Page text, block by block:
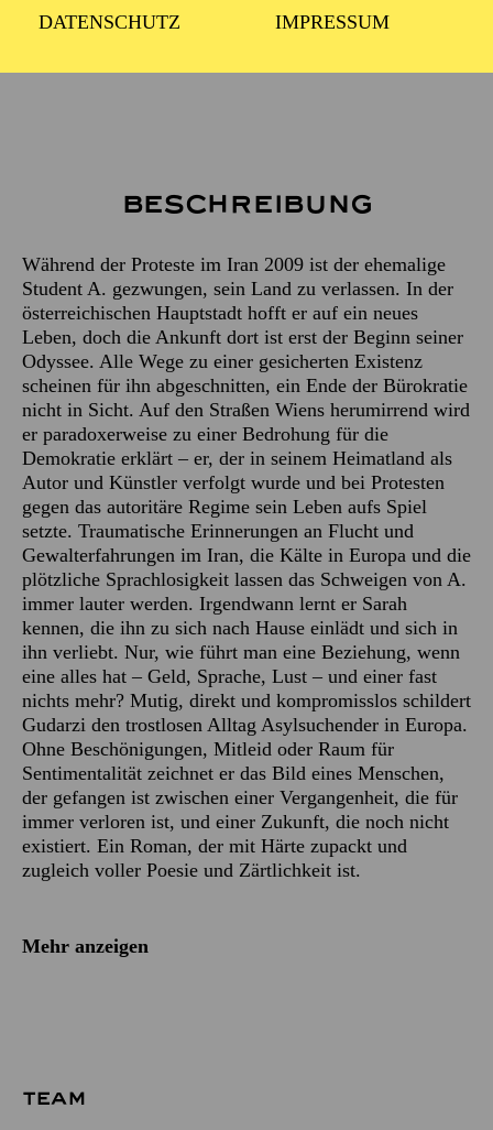
DATENSCHUTZ IMPRESSUM
Beschreibung
Während der Proteste im Iran 2009 ist der ehemalige
Student A. gezwungen, sein Land zu verlassen. In der
österreichischen Hauptstadt hofft er auf ein neues
Leben, doch die Ankunft dort ist erst der Beginn seiner
Odyssee. Alle Wege zu einer gesicherten Existenz
scheinen für ihn abgeschnitten, ein Ende der Bürokratie
nicht in Sicht. Auf den Straßen Wiens herumirrend wird
er paradoxerweise zu einer Bedrohung für die
Demokratie erklärt – er, der in seinem Heimatland als
Autor und Künstler verfolgt wurde und bei Protesten
gegen das autoritäre Regime sein Leben aufs Spiel
setzte. Traumatische Erinnerungen an Flucht und
Gewalterfahrungen im Iran, die Kälte in Europa und die
plötzliche Sprachlosigkeit lassen das Schweigen von A.
immer lauter werden. Irgendwann lernt er Sarah
kennen, die ihn zu sich nach Hause einlädt und sich in
ihn verliebt. Nur, wie führt man eine Beziehung, wenn
eine alles hat – Geld, Sprache, Lust – und einer fast
nichts mehr? Mutig, direkt und kompromisslos schildert
Gudarzi den trostlosen Alltag Asylsuchender in Europa.
Ohne Beschönigungen, Mitleid oder Raum für
Sentimentalität zeichnet er das Bild eines Menschen,
der gefangen ist zwischen einer Vergangenheit, die für
immer verloren ist, und einer Zukunft, die noch nicht
existiert. Ein Roman, der mit Härte zupackt und
zugleich voller Poesie und Zärtlichkeit ist.
Mehr anzeigen
TEAM